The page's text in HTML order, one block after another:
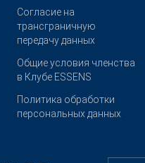
Согласие на
трансграничную
передачу данных
Общие условия членства
в Клубе ESSENS
Политика обработки
персональных данных